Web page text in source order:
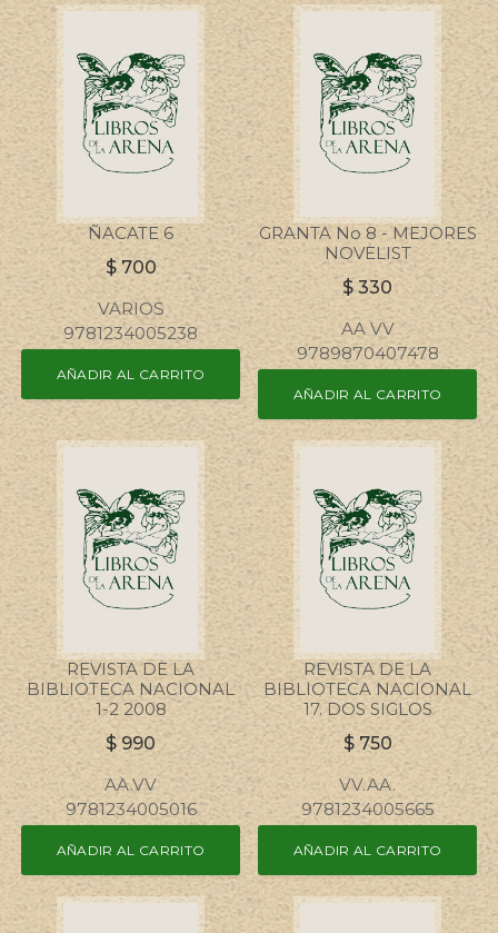
ÑACATE 6
$ 700
VARIOS
9781234005238
AÑADIR AL CARRITO
GRANTA No 8 - MEJORES
NOVELIST
$330
AA VV
9789870407478
AÑADIR AL CARRITO
REVISTA DE LA
BIBLIOTECA NACIONAL
1-2 2008
$990
AA.VV
9781234005016
AÑADIR AL CARRITO
REVISTA DE LA
BIBLIOTECA NACIONAL
17. DOS SIGLOS
$ 750
VV.AA.
9781234005665
AÑADIR AL CARRITO